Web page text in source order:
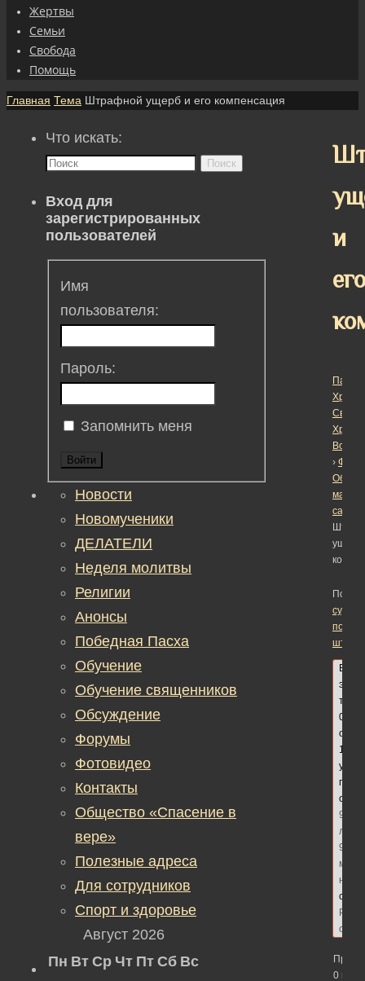
Жертвы
Семьи
Свобода
Помощь
Главная Тема Штрафной ущерб и его компенсация
и
его
Пасха
›
сайта
ущерб
суд
В
этой
теме
0
1
9
лет,
9
0
Что искать:
Поиск
Вход для
зарегистрированных
пользователей
Имя
пользователя:
Пароль:
Запомнить меня
Войти
Новости
Новомученики
ДЕЛАТЕЛИ
Неделя молитвы
Религии
Анонсы
Победная Пасха
Обучение
Обучение священников
Обсуждение
Форумы
Фотовидео
Контакты
Общество «Спасение в
вере»
Полезные адреса
Для сотрудников
Спорт и здоровье
Август 2026
Пн Вт Ср Чт Пт Сб Вс